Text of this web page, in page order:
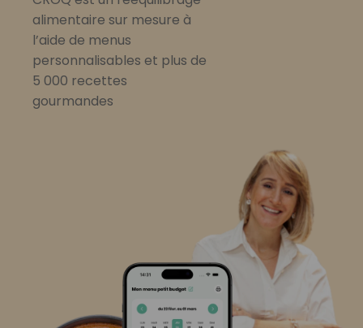
alimentaire sur mesure à
l’aide de menus
personnalisables et plus de
5 000 recettes
gourmandes